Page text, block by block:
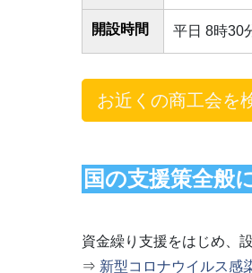
開設時間 平日 8時30
お近くの商工会を
国の支援策全般
資金繰り支援をはじめ、
⇒ 新型コロナウイルス感